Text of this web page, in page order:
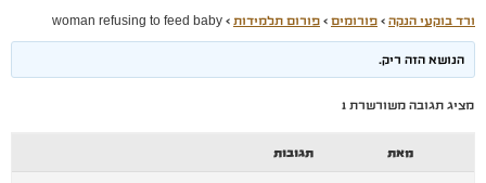
ורד בוקעי הנקה › פורומים › פורום תלמידות ›
woman refusing to feed baby
הנושא הזה ריק.
מציג תגובה משורשרת 1
מאת תגובות